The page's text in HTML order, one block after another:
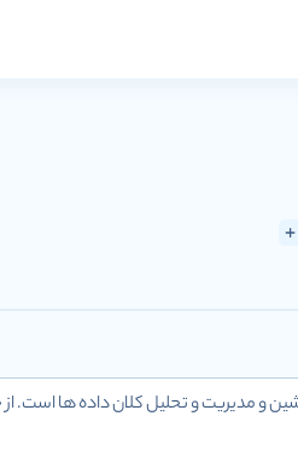
راهکارهای بینایی ماشین و مدیریت و تحلیل